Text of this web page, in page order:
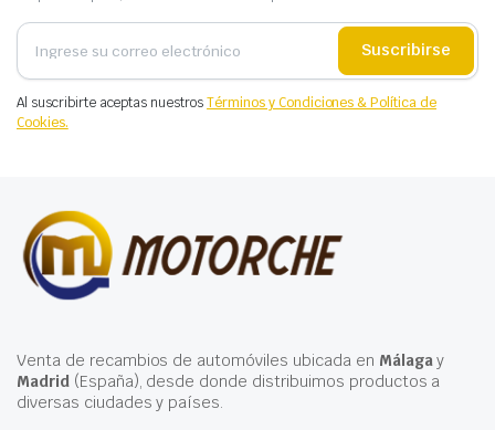
Suscribirse
Al suscribirte aceptas nuestrosTérminos y Condiciones & Política de
Cookies.
Venta de recambios de automóviles ubicada en Málagay
Madrid(España), desde donde distribuimos productos a
diversas ciudades y países.